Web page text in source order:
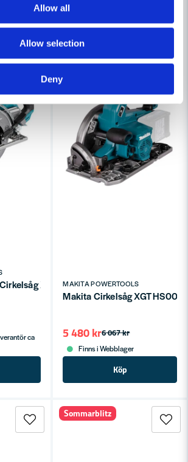
Allow all
Allow selection
Deny
min fråga
Skicka fråga
XGT® 40V 185mm (utan batteri)
ca
MAKITA POWERTOOLS
Makita Cirkelsåg XGT
6 067 kr
5 480 kr
Finns i Webblager
Köp
Sommarblitz